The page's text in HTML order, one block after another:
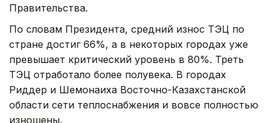
Правительства.
По словам Президента, средний износ ТЭЦ по
стране достиг 66%, а в некоторых городах уже
превышает критический уровень в 80%. Треть
ТЭЦ отработало более полувека. В городах
Риддер и Шемонаиха Восточно-Казахстанской
области сети теплоснабжения и вовсе полностью
изношены.